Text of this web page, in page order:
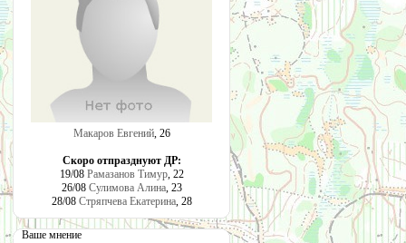
Макаров Евгений, 26
Скоро отпразднуют ДР:
19/08 Рамазанов Тимур, 22
26/08 Сулимова Алина, 23
28/08 Стряпчева Екатерина, 28
Ваше мнение